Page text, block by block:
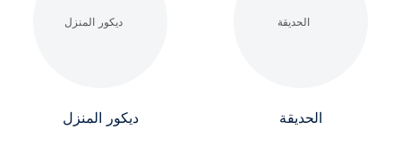
الحديقة ديكور المنزل